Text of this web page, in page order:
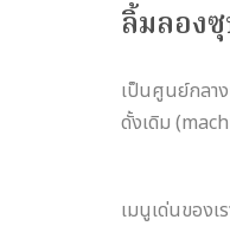
ลิ้มลอง
เป็นศูนย์กลา
ดั้งเดิม
เมนูเด่นของเ